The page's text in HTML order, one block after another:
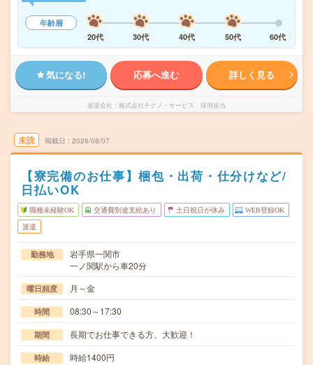
年齢層
20代
30代 40代 50代 60代
気になる! 応募へ進む 詳しく見る
派遣会社 株式会社テクノ・サービス 採用担当
未読 掲載日 2026/08/07
【寮完備のお仕事】梱包・出荷・仕分けなど/
日払いOK
職種未経験OK 交通費別途支給あり 土日祝日が休み WEB登録OK
派遣
勤務地
岩手県一関市
一ノ関駅から車20分
曜日頻度 月～金
時間 08:30～17:30
期間 長期でお仕事できる方、大歓迎！
時給 時給1400円